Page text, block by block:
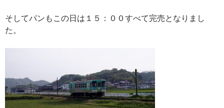
そしてパンもこの日は１５：００すべて完売となりまし
た。